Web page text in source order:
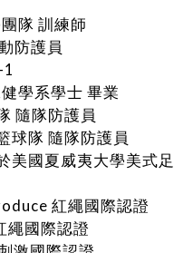
隊 訓練師
防護員
學系學士 畢業
隨隊防護員
球隊 隨隊防護員
美國夏威夷大學美式足
紅繩國際認證
繩國際認證